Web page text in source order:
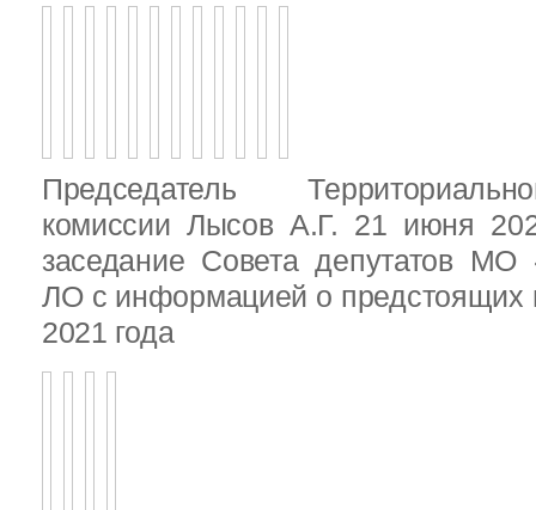
Председатель
комиссии Лысов А.Г. 21 июня
заседание Совета депутатов МО
ЛО с информацией о предстоящих
2021 года